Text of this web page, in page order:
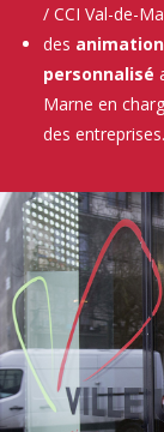
/ CCI Val-de-
des
personnalisé
Marne en
des entreprises.